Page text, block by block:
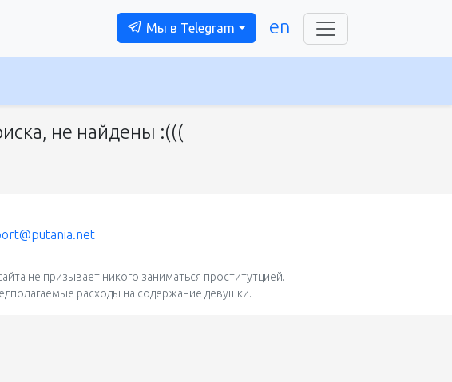
Мы в Telegram en
не найдены :(((
не призывает никого заниматься проститутцией.
расходы на содержание девушки.